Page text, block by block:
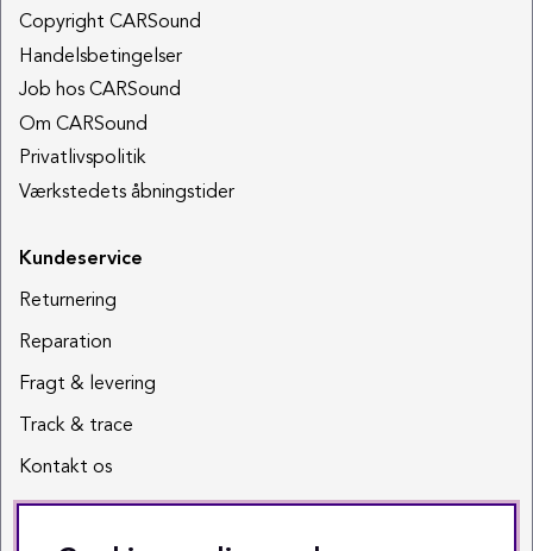
Copyright CARSound
Handelsbetingelser
Job hos CARSound
Om CARSound
Privatlivspolitik
Værkstedets åbningstider
Kundeservice
Returnering
Reparation
Fragt & levering
Track & trace
Kontakt os
Sociale medier